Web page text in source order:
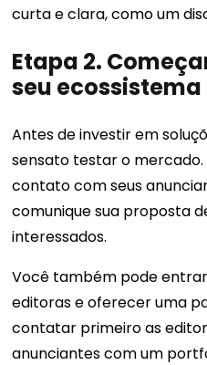
curta e clara, como um
Etapa 2.
seu ecossistema
Antes de investir em
sensato testar o
contato com seus
comunique sua proposta
interessados.
Você também pode
editoras e oferecer uma
contatar primeiro as
anunciantes com um